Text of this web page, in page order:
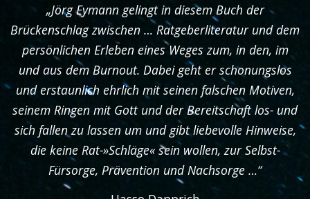
„Jörg Eymann gelingt in diesem Buch der
Brückenschlag zwischen … Ratgeberliteratur und dem
persönlichen Erleben eines Weges zum, in den, im
und aus dem Burnout. Dabei geht er schonungslos
und erstaunlich ehrlich mit seinen falschen Motiven,
seinem Ringen mit Gott und der Bereitschaft los- und
sich fallen zu lassen um und gibt liebevolle Hinweise,
die keine Rat-»Schläge« sein wollen, zur Selbst-
Fürsorge, Prävention und Nachsorge …“